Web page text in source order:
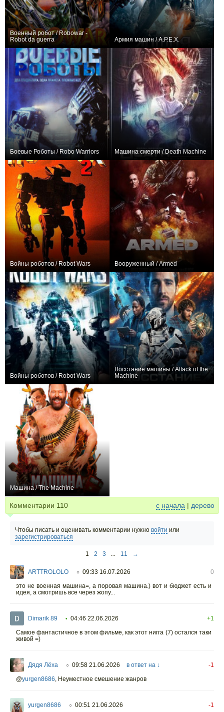
Военный робот / Robowar -
Robot da guerra
Армия машин / A.P.E.X.
Боевые Роботы / Robo Warriors Машина смерти / Death Machine
Войны роботов / Robot Wars Вооруженный / Armed
Войны роботов / Robot Wars
Восстание машины / Attack of the
Machine
Машина / The Machine
Комментарии 110 с начала | дерево
Чтобы писать и оценивать комментарии нужно войти или
зарегистрироваться
1 2 3 ... 11 →
ARTTROLOLO ○ 09:33 16.07.2026
0
это не военная машина=, а поровая машина.) вот и бюджет есть и
идея, а смотришь все через жопу...
Dimarik 89 • 04:46 22.06.2026
+1
Самое фантастичное в этом фильме, как этот нигга (7) остался таки
живой =)
Дядя Лёха ○ 09:58 21.06.2026 в ответ на ↓
-1
@yurgen8686, Неуместное смешение жанров
yurgen8686 ○ 00:51 21.06.2026 -1